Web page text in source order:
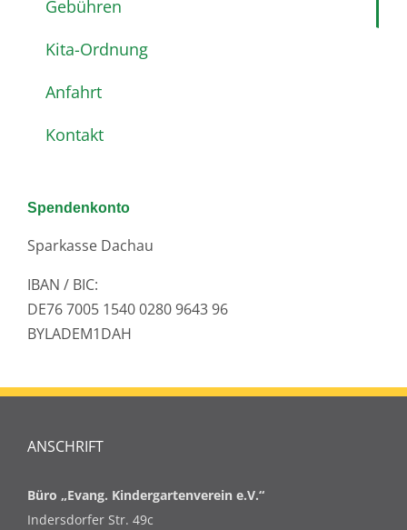
Gebühren
Kita-Ordnung
Anfahrt
Kontakt
Spendenkonto
Sparkasse Dachau
IBAN / BIC:
DE76 7005 1540 0280 9643 96
BYLADEM1DAH
ANSCHRIFT
Büro „Evang. Kindergartenverein e.V.“
Indersdorfer Str. 49c